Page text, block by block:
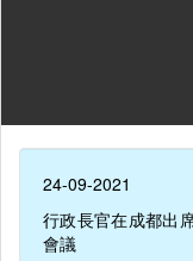
24-09-2021
行政長官在成都出
會議